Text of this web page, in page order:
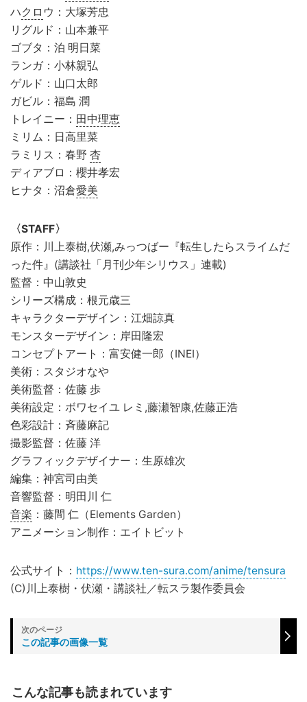
ハクロ ウ：大塚芳忠
リグルド：山本兼平
ゴブタ：泊 明日菜
ランガ：小林親弘
ゲルド：山口太郎
ガビル：福島 潤
トレイニー： 田中理恵
ミリム：日高里菜
ラミリス：春野 杏
ディアブロ：櫻井孝宏
ヒナタ：沼倉愛美
〈STAFF〉
原作：川上泰樹,伏瀬,みっつばー『転生したらスライムだ
った件』(講談社「月刊少年シリウス」連載)
監督：中山敦史
シリーズ構成：根元歳三
キャラクターデザイン：江畑諒真
モンスターデザイン：岸田隆宏
コンセプトアート：富安健一郎（INEI）
美術：スタジオなや
美術監督：佐藤 歩
美術設定：ボワセイユ レミ,藤瀬智康,佐藤正浩
色彩設計：斉藤麻記
撮影監督：佐藤 洋
グラフィックデザイナー：生原雄次
編集：神宮司由美
音響監督：明田川 仁
音楽 ：藤間 仁（Elements Garden）
アニメーション制作：エイトビット
公式サイト： https://www.ten-sura.com/anime/tensura
(C)川上泰樹・伏瀬・講談社／転スラ製作委員会
この記事の画像一覧
こんな記事も読まれています